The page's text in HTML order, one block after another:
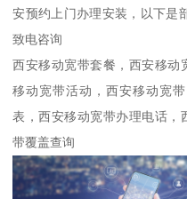
安预约上门办理安装，以下是
致电咨询
西安移动宽带套餐，西安移动
移动宽带活动，西安移动宽
表，西安移动宽带办理电话，
带覆盖查询